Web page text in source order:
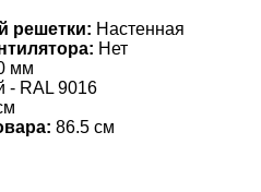
решетки: Настенная
Нет
мм
- RAL 9016
86.5 см